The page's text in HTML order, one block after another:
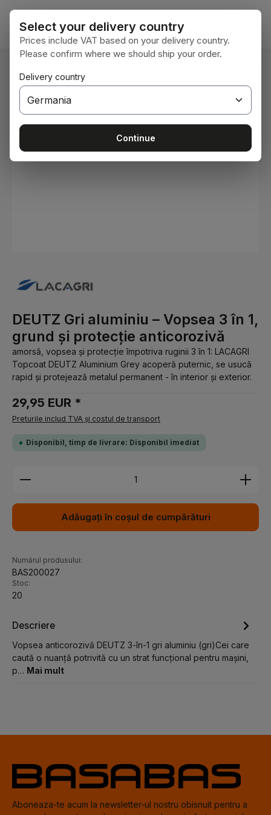
Sari la conținutul principal
Sunteți aici: Acasă
DEUTZ Gri aluminiu – Vopsea 3 în 1,
grund și protecție anticorozivă
amorsă, vopsea și protecție împotriva ruginii 3 în 1: LACAGRI
Topcoat DEUTZ Aluminium Grey acoperă puternic, se usucă
rapid și protejează metalul permanent - în interior și exterior.
29,95 EUR *
Preturile includ TVA și costul de transport
Disponibil, timp de livrare: Disponibil imediat
Cantitate produs: Introduceți cantitatea dorită
Adăugați în coșul de cumpărături
Numărul produsului:
BAS200027
Stoc:
20
Descriere
Vopsea anticorozivă DEUTZ 3-în-1 gri aluminiu (gri)Cei care
caută o nuanță potrivită cu un strat funcțional pentru mașini,
p… Mai mult
Aboneaza-te acum la newsletter-ul nostru obisnuit pentru a
Select your delivery country
Prices include VAT based on your delivery country.
Please confirm where we should ship your order.
Delivery country
Continue